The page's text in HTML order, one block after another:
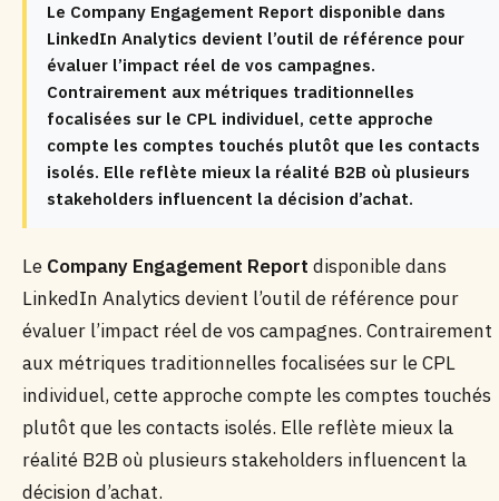
Le Company Engagement Report disponible dans
LinkedIn Analytics devient l’outil de référence pour
évaluer l’impact réel de vos campagnes.
Contrairement aux métriques traditionnelles
focalisées sur le CPL individuel, cette approche
compte les comptes touchés plutôt que les contacts
isolés. Elle reflète mieux la réalité B2B où plusieurs
stakeholders influencent la décision d’achat.
Le Company Engagement Report disponible dans
LinkedIn Analytics devient l’outil de référence pour
évaluer l’impact réel de vos campagnes. Contrairement
aux métriques traditionnelles focalisées sur le CPL
individuel, cette approche compte les comptes touchés
plutôt que les contacts isolés. Elle reflète mieux la
réalité B2B où plusieurs stakeholders influencent la
décision d’achat.